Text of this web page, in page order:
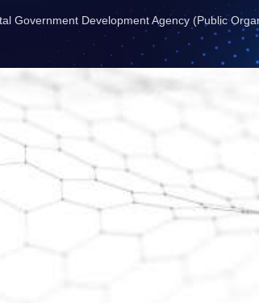
Government Development Agency (Public